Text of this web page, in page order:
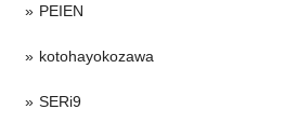
PEIEN
kotohayokozawa
SERi9